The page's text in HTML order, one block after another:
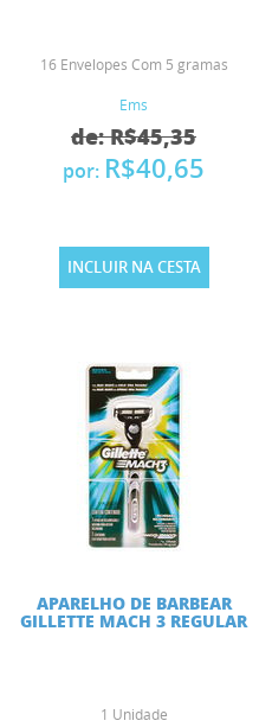
16 Envelopes Com 5 gramas
Ems
de: R$45,35
por: R$40,65
INCLUIR NA CESTA
APARELHO DE BARBEAR
GILLETTE MACH 3 REGULAR
1 Unidade